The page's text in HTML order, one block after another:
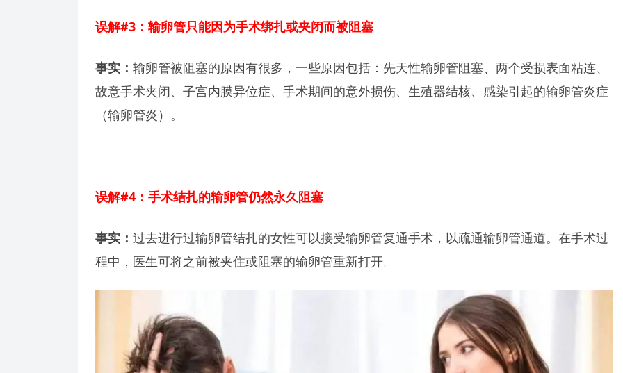
误解#3：输卵管只能因为手术绑扎或夹闭而被阻塞
事实： 输卵管被阻塞的原因有很多，一些原因包括：先天性输卵管阻塞、两个受损表面粘连、
故意手术夹闭、子宫内膜异位症、手术期间的意外损伤、生殖器结核、感染引起的输卵管炎症
（输卵管炎）。
误解#4：手术结扎的输卵管仍然永久阻塞
事实： 过去进行过输卵管结扎的女性可以接受输卵管复通手术，以疏通输卵管通道。在手术过
程中，医生可将之前被夹住或阻塞的输卵管重新打开。